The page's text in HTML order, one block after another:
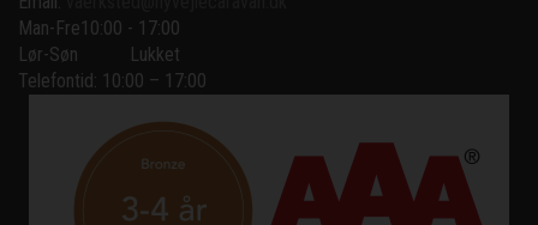
Man-Fre10:00 - 17:00
Lør-Søn
Lukket
Telefontid: 10:00 – 17:00